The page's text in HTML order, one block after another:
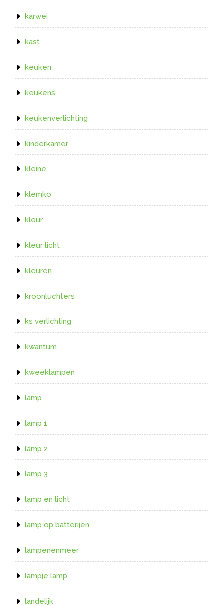
karwei
kast
keuken
keukens
keukenverlichting
kinderkamer
kleine
klemko
kleur
kleur licht
kleuren
kroonluchters
ks verlichting
kwantum
kweeklampen
lamp
lamp 1
lamp 2
lamp 3
lamp en licht
lamp op batterijen
lampenenmeer
lampje lamp
landelijk